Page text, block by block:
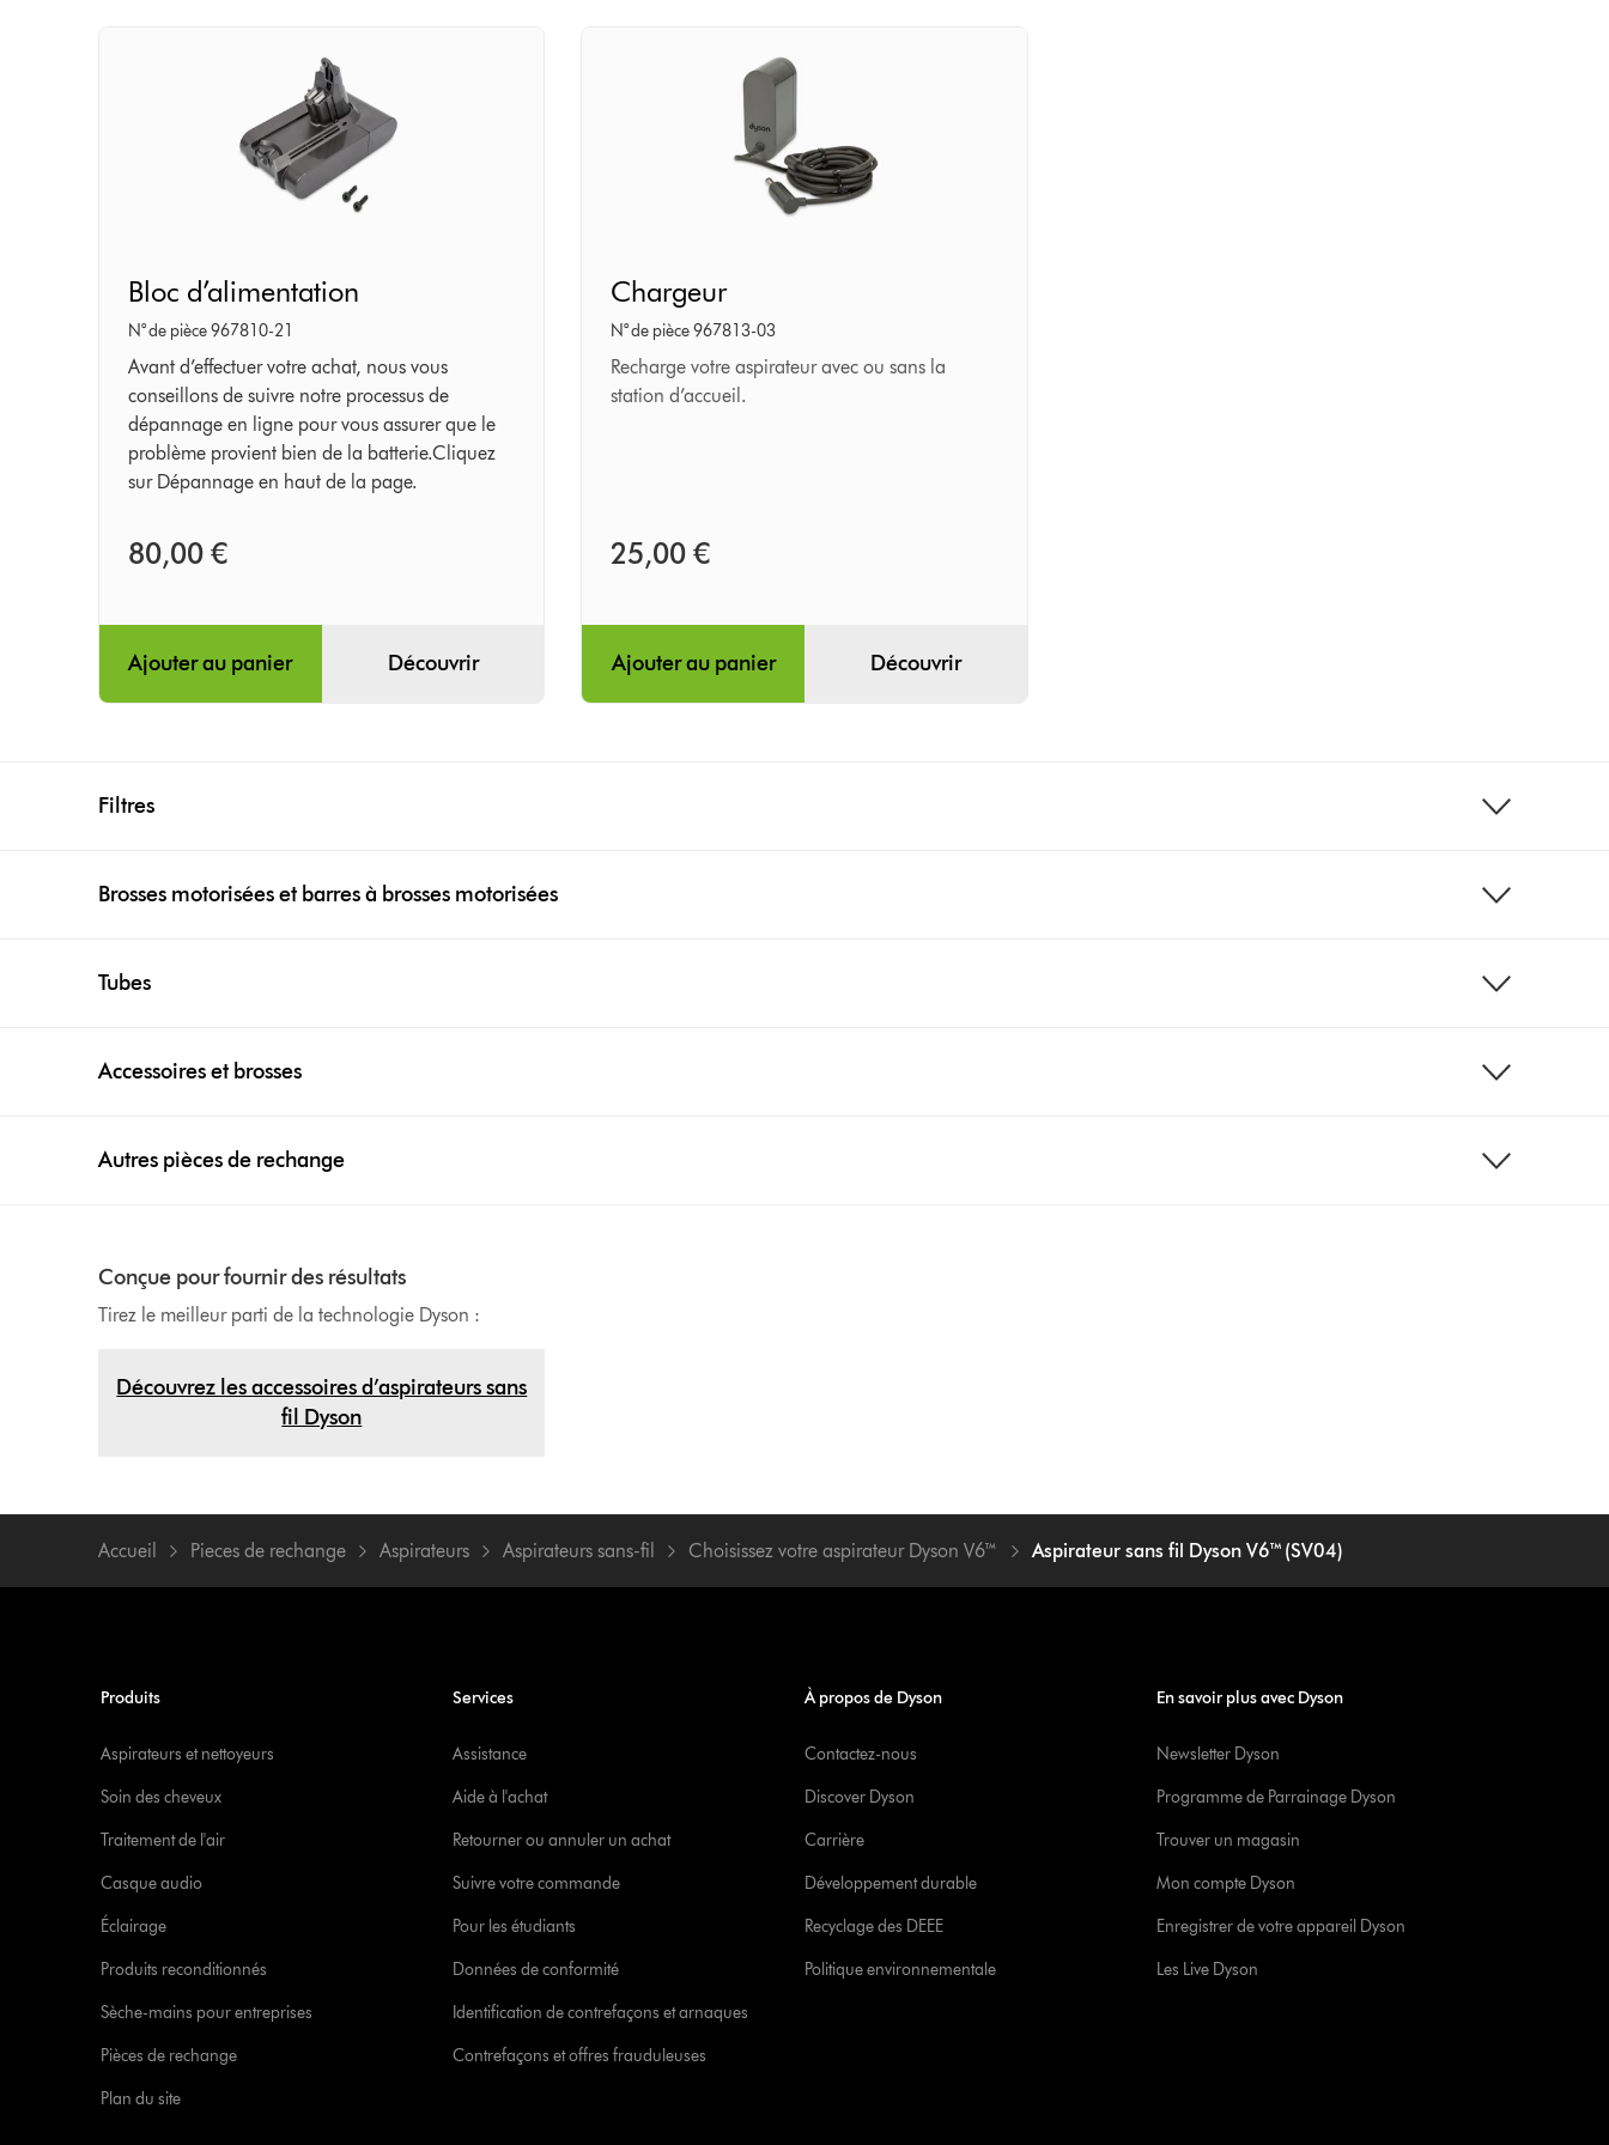
d’alimentation
Bloc d’alimentation
N° de pièce 967810-21
Avant d’effectuer votre achat, nous vous
conseillons de suivre notre processus de
dépannage en ligne pour vous assurer que le
problème provient bien de la batterie.Cliquez
sur Dépannage en haut de la page.
80,00 €
Ajouter au panier Découvrir
Chargeur
N° de pièce 967813-03
Recharge votre aspirateur avec ou sans la
station d’accueil.
25,00 €
Ajouter au panier Découvrir
Filtres
Brosses motorisées et barres à brosses motorisées
Tubes
Accessoires et brosses
Autres pièces de rechange
Conçue pour fournir des résultats
Tirez le meilleur parti de la technologie Dyson :
Découvrez les accessoires d’aspirateurs sans
fil Dyson
Accueil Pieces de rechange Aspirateurs Aspirateurs sans-fil Choisissez votre aspirateur Dyson V6™ Aspirateur sans fil Dyson V6™ (SV04)
Produits
Aspirateurs et nettoyeurs
Soin des cheveux
Traitement de l'air
Casque audio
Éclairage
Produits reconditionnés
Sèche-mains pour entreprises
Pièces de rechange
Plan du site
Services
Assistance
Aide à l'achat
Retourner ou annuler un achat
Suivre votre commande
Pour les étudiants
Données de conformité
Identification de contrefaçons et arnaques
Contrefaçons et offres frauduleuses
À propos de Dyson
Contactez-nous
Discover Dyson
Carrière
Développement durable
Recyclage des DEEE
Politique environnementale
En savoir plus avec Dyson
Newsletter Dyson
Programme de Parrainage Dyson
Trouver un magasin
Mon compte Dyson
Enregistrer de votre appareil Dyson
Les Live Dyson